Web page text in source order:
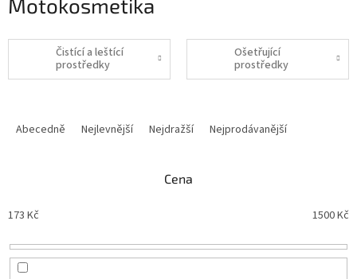
Motokosmetika
Čistící a leštící
prostředky
Ošetřující
prostředky
p
o
Abecedně Nejlevnější Nejdražší Nejprodávanější
Cena
173 Kč 1500Kč